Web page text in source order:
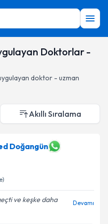
Doktorlar -
doktor - uzman
Akıllı Sıralama
Doğangün
ve keşke daha
Devamı